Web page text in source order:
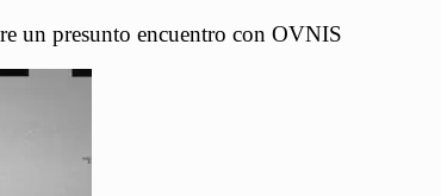
un presunto encuentro con OVNIS